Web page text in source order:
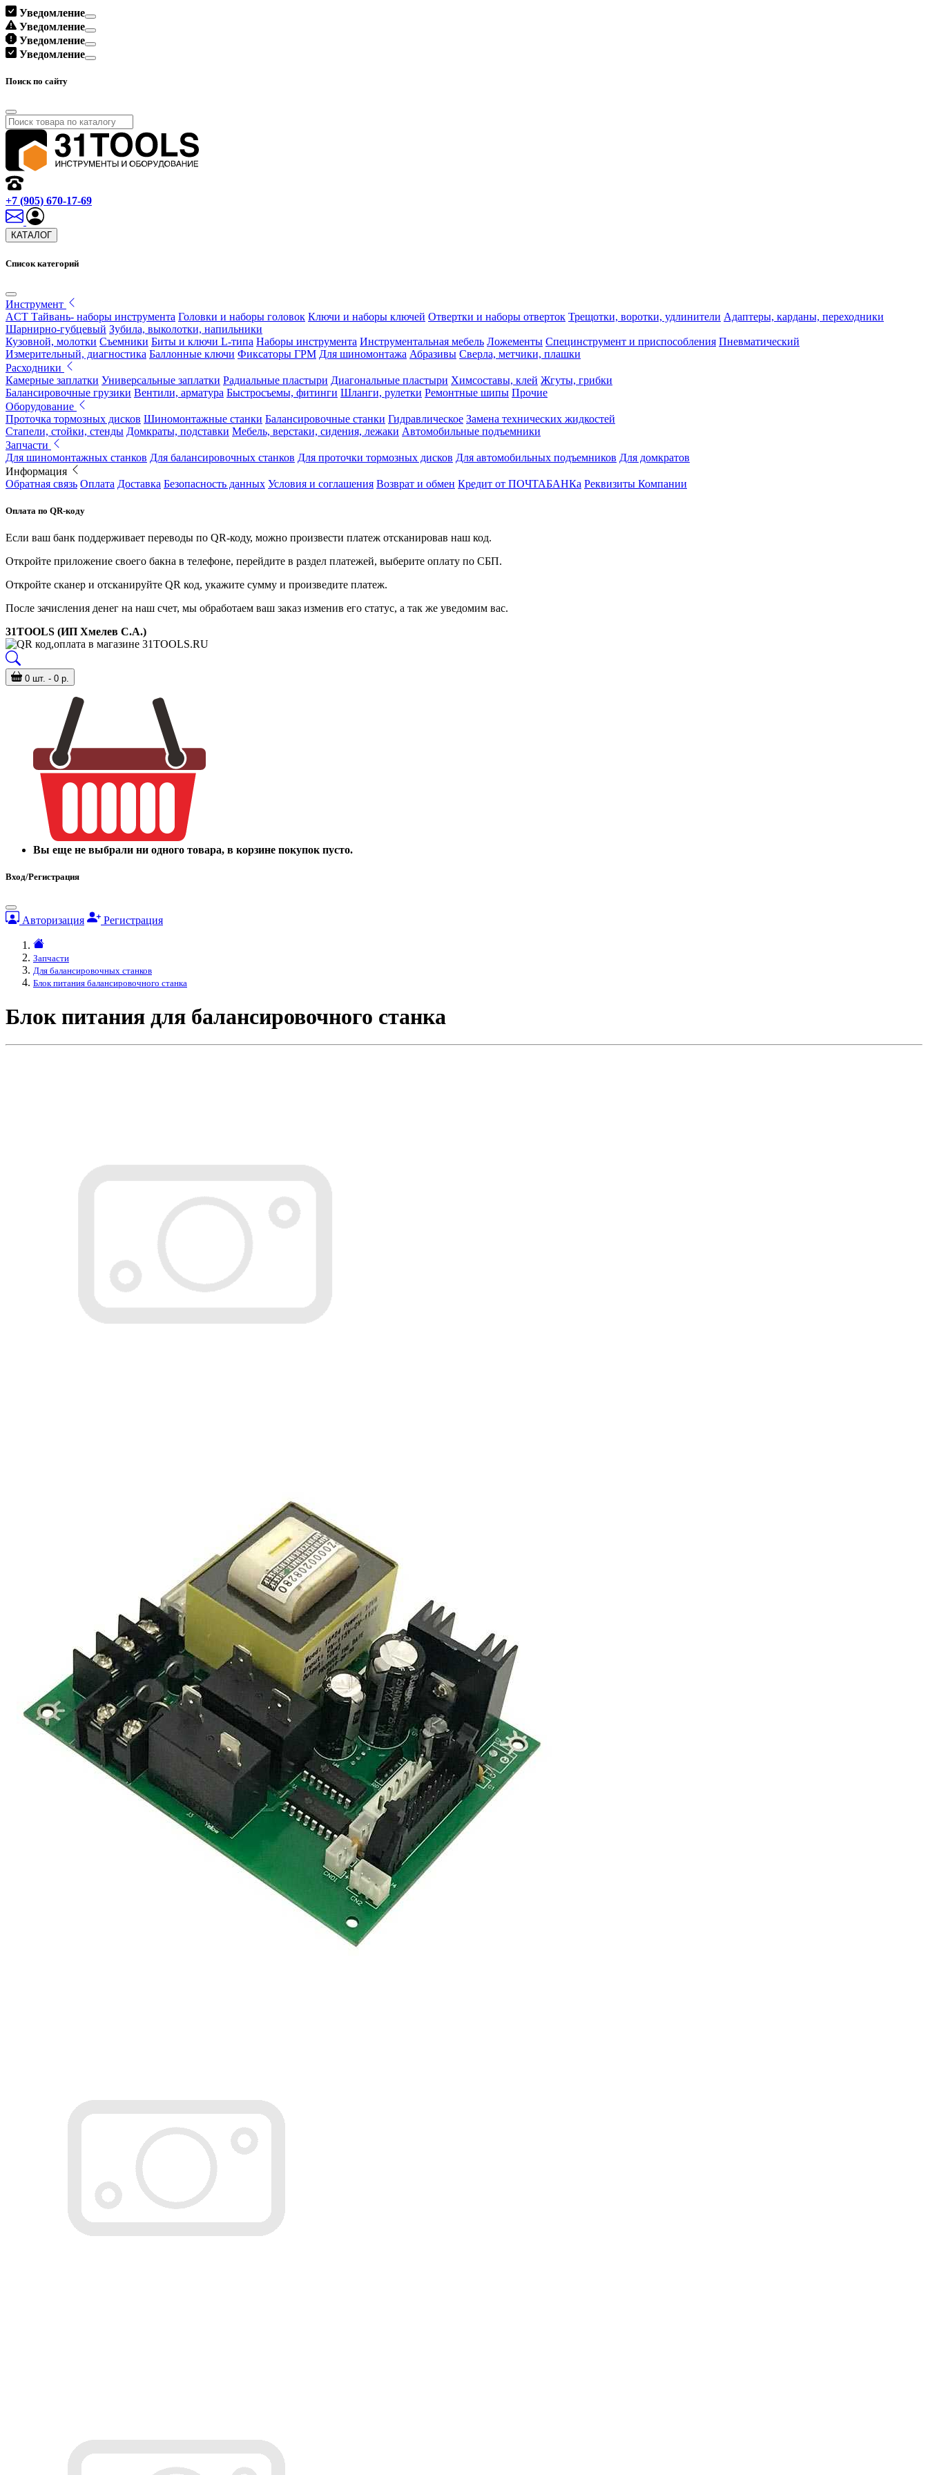
Уведомление
Уведомление
Уведомление
Уведомление
Поиск по сайту
+7 (905) 670-17-69
КАТАЛОГ
Список категорий
Инструмент
ACT Тайвань- наборы инструмента Головки и наборы головок Ключи и наборы ключей Отвертки и наборы отверток Трещотки, воротки, удлинители Адаптеры, карданы, переходники
Шарнирно-губцевый Зубила, выколотки, напильники
Кузовной, молотки Съемники Биты и ключи L-типа Наборы инструмента Инструментальная мебель Ложементы Специнструмент и приспособления Пневматический
Измерительный, диагностика Баллонные ключи Фиксаторы ГРМ Для шиномонтажа Абразивы Сверла, метчики, плашки
Расходники
Камерные заплатки Универсальные заплатки Радиальные пластыри Диагональные пластыри Химсоставы, клей Жгуты, грибки
Балансировочные грузики Вентили, арматура Быстросъемы, фитинги Шланги, рулетки Ремонтные шипы Прочие
Оборудование
Проточка тормозных дисков Шиномонтажные станки Балансировочные станки Гидравлическое Замена технических жидкостей
Стапели, стойки, стенды Домкраты, подставки Мебель, верстаки, сидения, лежаки Автомобильные подъемники
Запчасти
Для шиномонтажных станков Для балансировочных станков Для проточки тормозных дисков Для автомобильных подъемников Для домкратов
Информация
Обратная связь Оплата Доставка Безопасность данных Условия и соглашения Возврат и обмен Кредит от ПОЧТАБАНКа Реквизиты Компании
Оплата по QR-коду
Если ваш банк поддерживает переводы по QR-коду, можно произвести платеж отсканировав наш код.
Откройте приложение своего бакна в телефоне, перейдите в раздел платежей, выберите оплату по СБП.
Откройте сканер и отсканируйте QR код, укажите сумму и произведите платеж.
После зачисления денег на наш счет, мы обработаем ваш заказ изменив его статус, а так же уведомим вас.
31TOOLS (ИП Хмелев С.А.)
0 шт. - 0 р.
Вы еще не выбрали ни одного товара, в корзине покупок пусто.
Вход/Регистрация
Авторизация Регистрация
Запчасти
Для балансировочных станков
Блок питания балансировочного станка
Блок питания для балансировочного станка